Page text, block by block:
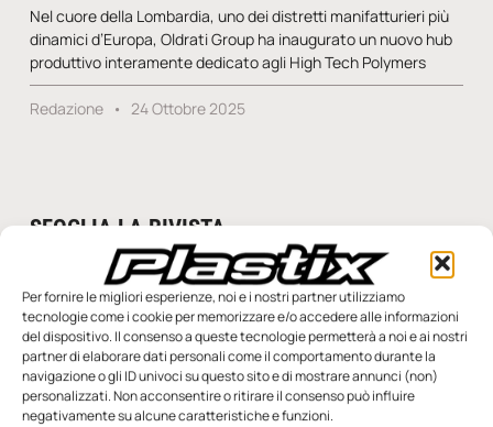
Per fornire le migliori esperienze, noi e i nostri partner utilizziamo
tecnologie come i cookie per memorizzare e/o accedere alle informazioni
del dispositivo. Il consenso a queste tecnologie permetterà a noi e ai nostri
partner di elaborare dati personali come il comportamento durante la
navigazione o gli ID univoci su questo sito e di mostrare annunci (non)
personalizzati. Non acconsentire o ritirare il consenso può influire
negativamente su alcune caratteristiche e funzioni.
Nel cuore della Lombardia, uno dei distretti manifatturieri più
dinamici d’Europa, Oldrati Group ha inaugurato un nuovo hub
produttivo interamente dedicato agli High Tech Polymers
Redazione 24 Ottobre 2025
SFOGLIA LA RIVISTA